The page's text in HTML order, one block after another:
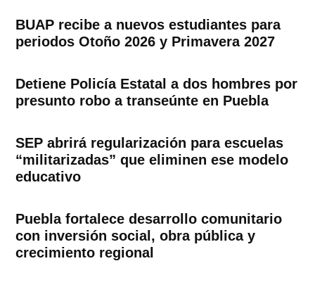
BUAP recibe a nuevos estudiantes para
periodos Otoño 2026 y Primavera 2027
Detiene Policía Estatal a dos hombres por
presunto robo a transeúnte en Puebla
SEP abrirá regularización para escuelas
“militarizadas” que eliminen ese modelo
educativo
Puebla fortalece desarrollo comunitario
con inversión social, obra pública y
crecimiento regional